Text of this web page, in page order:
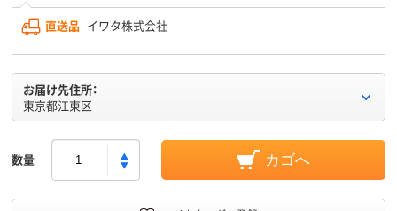
直送品 イワタ株式会社
お届け先住所：
東京都江東区
数量 カゴへ